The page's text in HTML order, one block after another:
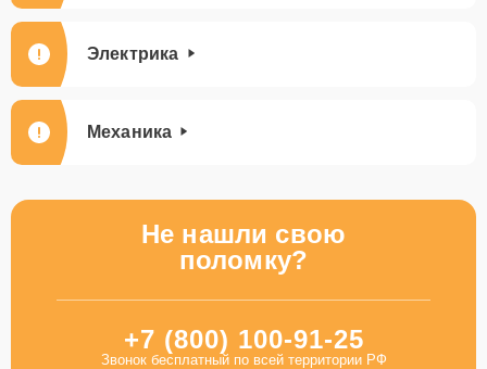
Электрика
Механика
Не нашли свою
поломку?
+7 (800) 100-91-25
Звонок бесплатный по всей территории РФ